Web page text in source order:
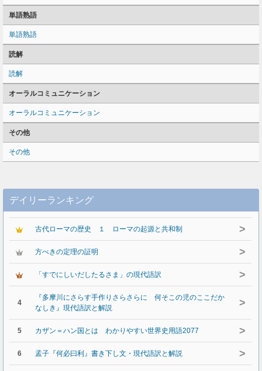
単語熟語
単語熟語
読解
読解
オーラルコミュニケーション
オーラルコミュニケーション
その他
その他
デイリーランキング
古代ローマの歴史 １ ローマの起源と共和制 >
方べきの定理の証明 >
「すでにしいだしたるさま」の現代語訳 >
4
『多摩川にさらす手作りさらさらに 何そこの児のここだか
なしき』現代語訳と解説
>
5 カザン＝ハン国とは わかりやすい世界史用語2077 >
6 孟子『何必曰利』書き下し文・現代語訳と解説 >